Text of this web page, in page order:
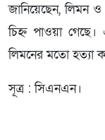
জানিয়েছেন, লিমন ও
চিহ্ন পাওয়া
লিমনের মতো হত্যা
সূত্র : সিএনএন।